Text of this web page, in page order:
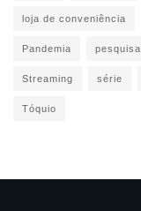
loja de conveniência
Pandemia pesquisa
Streaming série
Tóquio